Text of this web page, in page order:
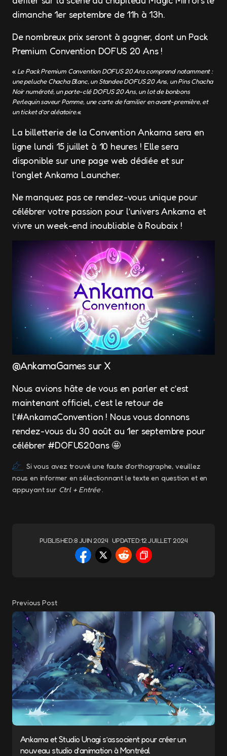
dimanche 1er septembre de 11h à 13h.
De nombreux prix seront à gagner, dont un Pack
Premium Convention DOFUS 20 Ans !
« Le Pack Premium Convention DOFUS 20 Ans comprend notamment :
une peluche Chacha Blanc, un Standee DOFUS 20 Ans, un Pins Chacha
Noir numéroté, un porte-clé DOFUS 20 Ans, un lot de bonbons
Perlequin saveur Pomme, une carte de familier en avant-première, et
un ticket d’or aléatoire.«
La billetterie de la Convention Ankama sera en
ligne lundi 15 juillet à 10 heures ! Elle sera
disponible sur une page web dédiée et sur
l’onglet Ankama Launcher.
Ne manquez pas ce rendez-vous unique pour
célébrer votre passion pour l’univers Ankama et
vivre un week-end inoubliable à Roubaix !
@AnkamaGames sur X
Nous avions hâte de vous en parler et c’est
maintenant officiel, c’est le retour de
l’#AnkamaConvention ! Nous vous donnons
rendez-vous du 30 août au 1er septembre pour
célébrer #DOFUS20ans 🤩
Si vous avez trouvé une faute d’orthographe, veuillez
nous en informer en sélectionnant le texte en question et en
appuyant sur Ctrl + Entrée.
PUBLISHED:8 JUIN 2024 UPDATED:12 JUILLET 2024
Previous Post
Ankama et Studio Unagi s’associent pour créer un
nouveau studio d’animation à Montréal